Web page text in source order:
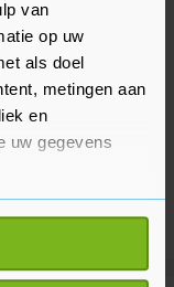
van
op uw
als doel
metingen aan
en
uw gegevens
kan zijn